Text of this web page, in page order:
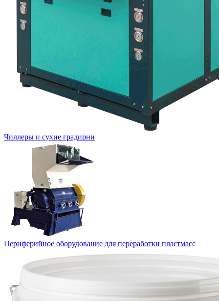
Чиллеры и сухие градирни
Периферийное оборудование для переработки пластмасс